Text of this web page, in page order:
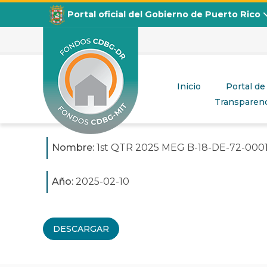
Departamento de la Vivienda
Portal oficial del Gobierno de Puerto Rico
Inicio
Portal de
1st QTR 2025 MEG B-18-DE-
Publicado en febrero 10, 2025
Nombre: 1st QTR 2025 MEG B-18-DE-72-
Año: 2025-02-10
DESCARGAR